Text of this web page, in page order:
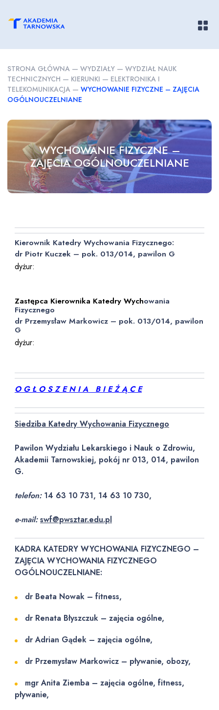
STRONA GŁÓWNA — WYDZIAŁY — WYDZIAŁ NAUK
TECHNICZNYCH — KIERUNKI — ELEKTRONIKA I
TELEKOMUNIKACJA — WYCHOWANIE FIZYCZNE – ZAJĘCIA
OGÓLNOUCZELNIANE
WYCHOWANIE FIZYCZNE –
ZAJĘCIA OGÓLNOUCZELNIANE
Kierownik Katedry Wychowania Fizycznego:
dr Piotr Kuczek – pok. 013/014, pawilon G
dyżur:
Zastępca Kierownika Katedry Wychowania
Fizycznego
dr Przemysław Markowicz – pok. 013/014, pawilon
G
dyżur:
O G Ł O S Z E N I A B I E Ż Ą C E
Siedziba Katedry Wychowania Fizycznego
Pawilon Wydziału Lekarskiego i Nauk o Zdrowiu,
Akademii Tarnowskiej, pokój nr 013, 014, pawilon
G.
telefon: 14 63 10 731, 14 63 10 730,
e-mail: swf@pwsztar.edu.pl
KADRA KATEDRY WYCHOWANIA FIZYCZNEGO –
ZAJĘCIA WYCHOWANIA FIZYCZNEGO
OGÓLNOUCZELNIANE:
dr Beata Nowak – fitness,
dr Renata Błyszczuk – zajęcia ogólne,
dr Adrian Gądek – zajęcia ogólne,
dr Przemysław Markowicz – pływanie, obozy,
mgr Anita Ziemba – zajęcia ogólne, fitness,
pływanie,